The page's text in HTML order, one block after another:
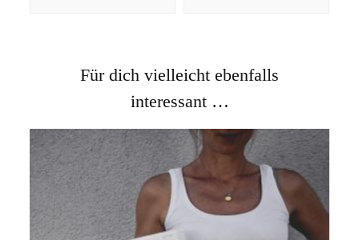
Für dich vielleicht ebenfalls
interessant …